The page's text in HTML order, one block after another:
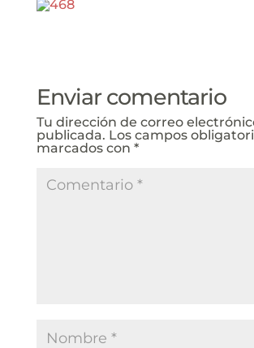
Enviar comentario
Tu dirección de correo
publicada. Los campos
marcados con *